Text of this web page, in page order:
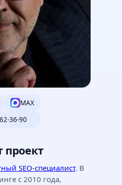
MAX
36-90
проект
SEO-специалист. В
с 2010 года,